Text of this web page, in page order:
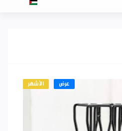
الأشهر عرض